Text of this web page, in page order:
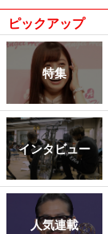
ピックアップ
特集
インタビュー
人気連載